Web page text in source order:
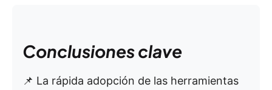
Conclusiones clave
📌 La rápida adopción de las herramientas